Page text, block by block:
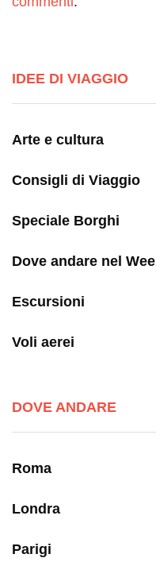
IDEE DI VIAGGIO
Arte e cultura
Consigli di Viaggio
Speciale Borghi
Dove andare nel
Escursioni
Voli aerei
DOVE ANDARE
Roma
Londra
Parigi